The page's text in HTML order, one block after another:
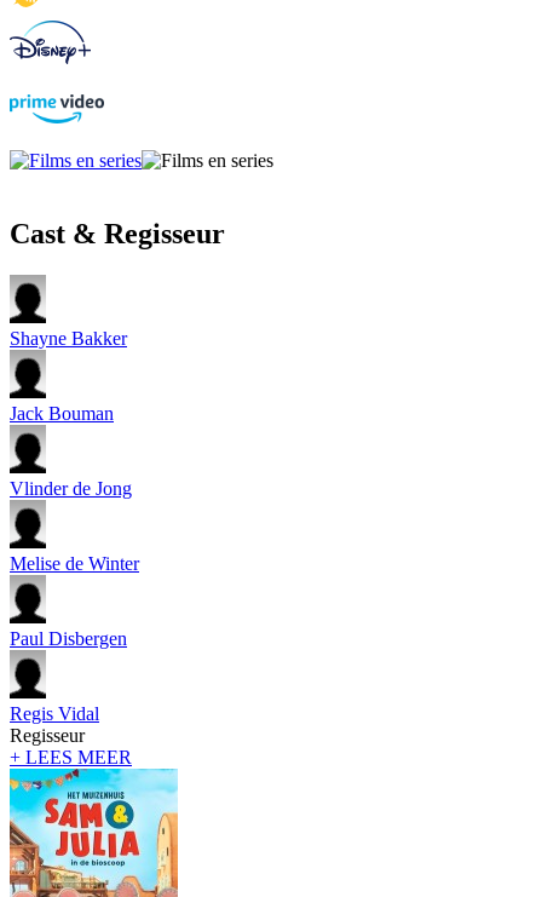
Cast & Regisseur
Shayne Bakker
Jack Bouman
Vlinder de Jong
Melise de Winter
Paul Disbergen
Regis Vidal
Regisseur
+ LEES MEER